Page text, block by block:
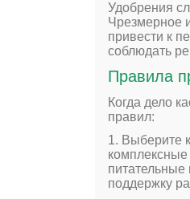
Удобрения
Чрезмерное
привести к
соблюдать
Правила
Когда дело
правил:
1. Выберите
поддержку